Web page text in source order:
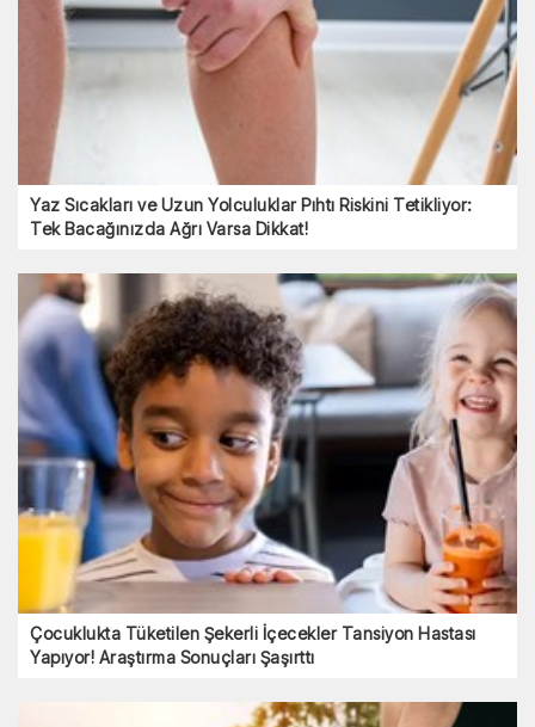
Yaz Sıcakları ve Uzun Yolculuklar Pıhtı Riskini Tetikliyor:
Tek Bacağınızda Ağrı Varsa Dikkat!
Çocuklukta Tüketilen Şekerli İçecekler Tansiyon Hastası
Yapıyor! Araştırma Sonuçları Şaşırttı